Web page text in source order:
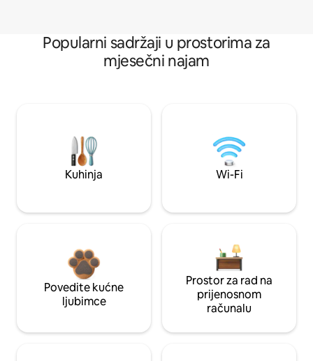
Popularni sadržaji u prostorima za
mjesečni najam
Kuhinja Wi-Fi
Povedite kućne
ljubimce
Prostor za rad na
prijenosnom
računalu